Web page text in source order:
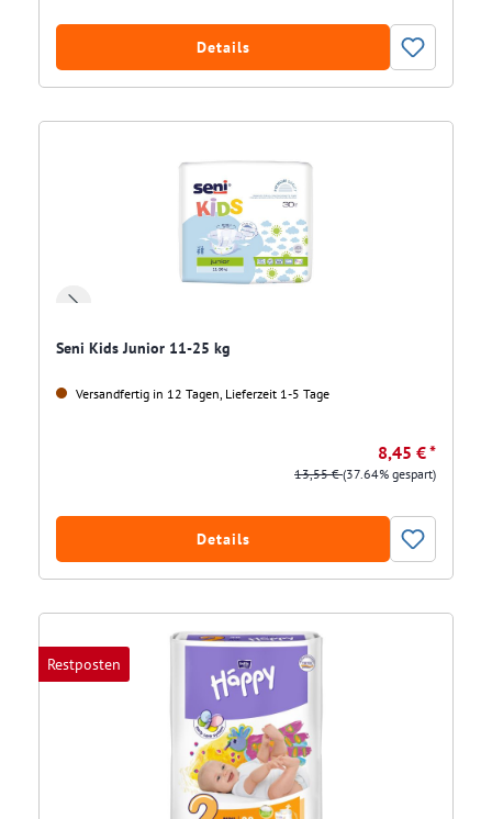
Details
Seni Kids Junior 11-25 kg
Versandfertig in 12 Tagen, Lieferzeit 1-5 Tage
8,45 € *
13,55 €(37.64% gespart)
Details
Restposten